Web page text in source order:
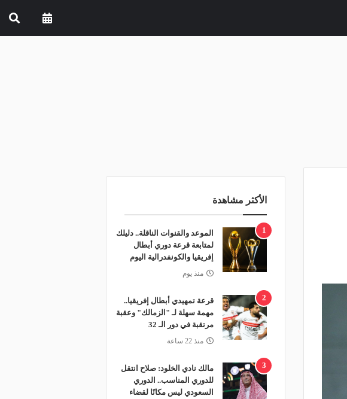
الأكثر مشاهدة
1
الموعد والقنوات الناقلة.. دليلك
لمتابعة قرعة دوري أبطال
إفريقيا والكونفدرالية اليوم
منذ يوم
2
قرعة تمهيدي أبطال إفريقيا..
مهمة سهلة لـ "الزمالك" وعقبة
مرتقبة في دور الـ 32
منذ 22 ساعة
3
مالك نادي الخلود: صلاح انتقل
للدوري المناسب.. الدوري
السعودي ليس مكانًا لقضاء